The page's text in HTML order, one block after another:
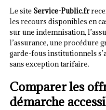
Le site Service-Public.fr
les recours disponibles en
sur une indemnisation,
l’assurance, une procédure
garde-fous institutionnels
sans exception tarifaire.
Comparer les
démarche